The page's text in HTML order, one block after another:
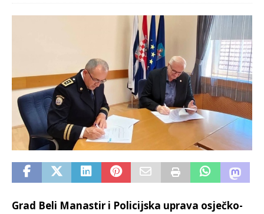
Grad Beli Manastir i Policijska uprava osječko-